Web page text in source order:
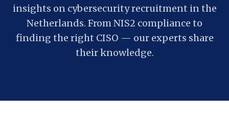
insights on cybersecurity recruitment in the
Netherlands. From NIS2 compliance to
finding the right CISO — our experts share
their knowledge.